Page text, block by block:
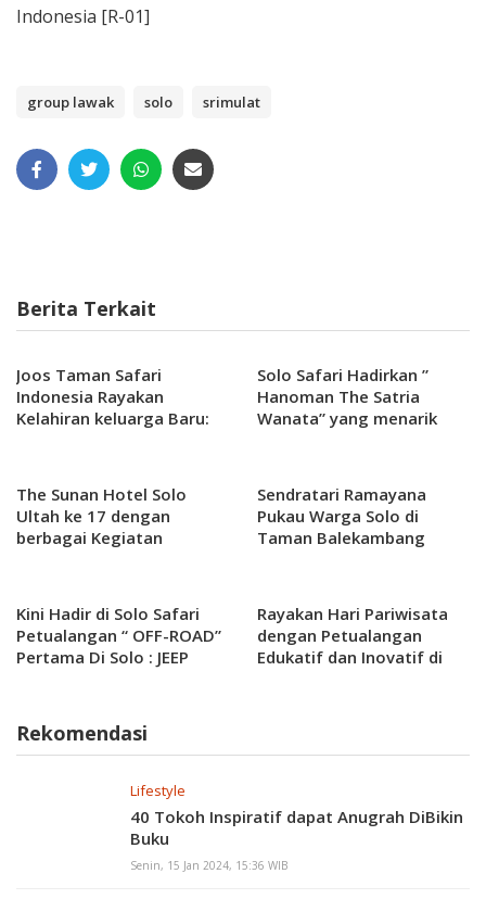
Indonesia [R-01]
group lawak solo srimulat
Berita Terkait
Joos Taman Safari
Indonesia Rayakan
Kelahiran keluarga Baru:
Solo Safari Hadirkan ”
Hanoman The Satria
Wanata” yang menarik
The Sunan Hotel Solo
Ultah ke 17 dengan
berbagai Kegiatan
Sendratari Ramayana
Pukau Warga Solo di
Taman Balekambang
Kini Hadir di Solo Safari
Petualangan “ OFF-ROAD”
Pertama Di Solo : JEEP
Rayakan Hari Pariwisata
dengan Petualangan
Edukatif dan Inovatif di
Rekomendasi
Lifestyle
40 Tokoh Inspiratif dapat Anugrah DiBikin
Buku
Senin, 15 Jan 2024, 15:36 WIB